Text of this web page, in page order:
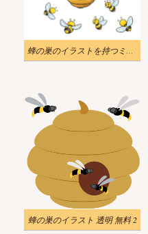
蜂の巣のイラストを持つミツバチの漫画
蜂の巣のイラスト 透明 無料 2